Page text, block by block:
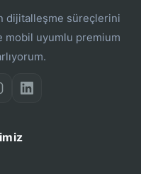
dijitalleşme süreçlerini
mobil uyumlu premium